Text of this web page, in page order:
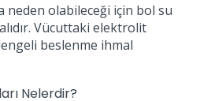
neden olabileceği için bol su
Vücuttaki elektrolit
beslenme ihmal